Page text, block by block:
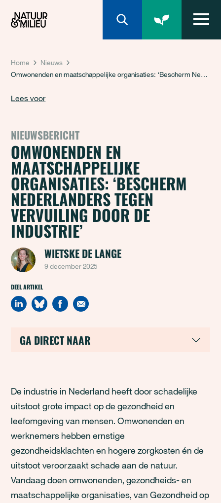
Home
Nieuws
Omwonenden en maatschappelijke organisaties: ‘Bescherm Nederlanders tegen vervuiling door de industrie’
Lees voor
NIEUWSBERICHT
OMWONENDEN EN
MAATSCHAPPELIJKE
ORGANISATIES: ‘BESCHERM
NEDERLANDERS TEGEN
VERVUILING DOOR DE
INDUSTRIE’
WIETSKE DE LANGE
9 december 2025
DEEL ARTIKEL
GA DIRECT NAAR
De industrie in Nederland heeft door schadelijke
uitstoot grote impact op de gezondheid en
leefomgeving van mensen. Omwonenden en
werknemers hebben ernstige
gezondheidsklachten en hogere zorgkosten én de
uitstoot veroorzaakt schade aan de natuur.
Vandaag doen omwonenden, gezondheids- en
maatschappelijke organisaties, van Gezondheid op